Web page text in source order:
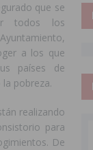
que se
todos los
a los que
países de
pobreza.
realizando
para
De